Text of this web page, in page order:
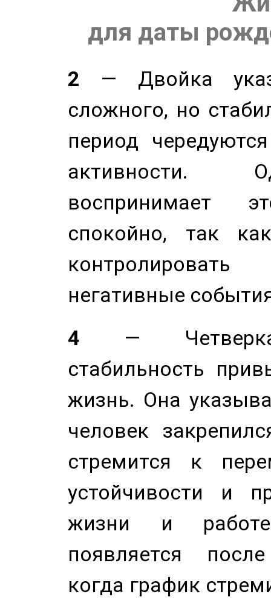
для даты
2 — Двойка
сложного, но
период
активности.
воспринимает
спокойно, так
негативные
4 — Четверка
стабильность
жизнь. Она
человек
стремится к
устойчивости и
жизни и
появляется
когда график